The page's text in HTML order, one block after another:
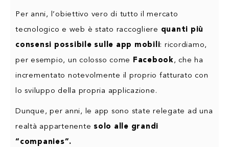
Per anni, l’obiettivo vero di tutto il mercato
tecnologico e web è stato raccogliere quanti più
consensi possibile sulle app mobili: ricordiamo,
per esempio, un colosso come Facebook, che ha
incrementato notevolmente il proprio fatturato con
lo sviluppo della propria applicazione.
Dunque, per anni, le app sono state relegate ad una
realtà appartenente solo alle grandi
“companies”.